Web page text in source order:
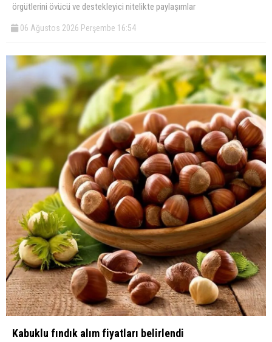
örgütlerini övücü ve destekleyici nitelikte paylaşımlar
06 Ağustos 2026 Perşembe 16:54
Kabuklu fındık alım fiyatları belirlendi